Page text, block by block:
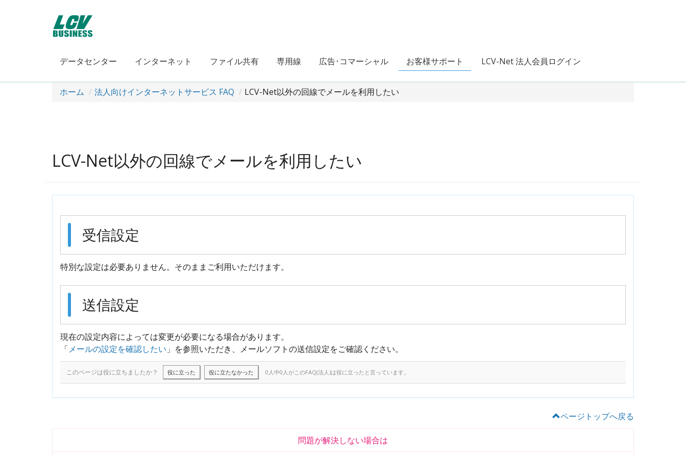
データセンター インターネット ファイル共有 専用線 広告･コマーシャル お客様サポート LCV-Net 法人会員ログイン
ホーム 法人向けインターネットサービス FAQ LCV-Net以外の回線でメールを利用したい
LCV-Net以外の回線でメールを利用したい
受信設定
特別な設定は必要ありません。そのままご利用いただけます。
送信設定
現在の設定内容によっては変更が必要になる場合があります。
「メールの設定を確認したい 」を参照いただき、メールソフトの送信設定をご確認ください。
このページは役に立ちましたか？ 役に立った 役に立たなかった 0人中0人がこのFAQ(法人)は役に立ったと言っています。
ページトップへ戻る
問題が解決しない場合は